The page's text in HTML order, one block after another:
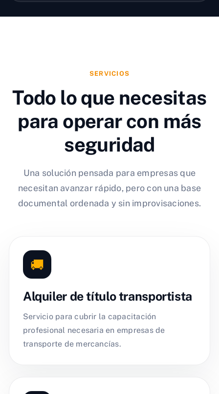
SERVICIOS
Todo lo que necesitas
para operar con más
seguridad
Una solución pensada para empresas que
necesitan avanzar rápido, pero con una base
documental ordenada y sin improvisaciones.
🚚
Alquiler de título transportista
Servicio para cubrir la capacitación
profesional necesaria en empresas de
transporte de mercancías.